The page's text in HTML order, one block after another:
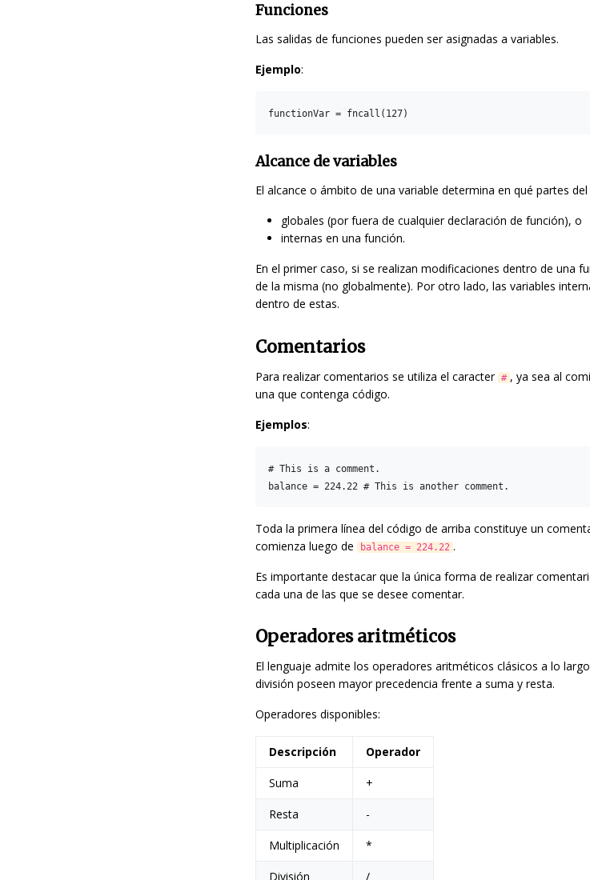
Funciones
Las salidas de funciones pueden ser asignadas a variables.
Ejemplo:
Alcance de variables
El alcance o ámbito de una variable determina en qué partes
globales (por fuera de cualquier declaración de función), o
internas en una función.
En el primer caso, si se realizan modificaciones dentro de una
de la misma (no globalmente). Por otro lado, las variables
dentro de estas.
Comentarios
Para realizar comentarios se utiliza el caracter # , ya sea al
una que contenga código.
Ejemplos:
# This is a comment.
Toda la primera línea del código de arriba constituye un
comienza luego de
balance = 224.22 .
Es importante destacar que la única forma de realizar
cada una de las que se desee comentar.
Operadores aritméticos
El lenguaje admite los operadores aritméticos clásicos a lo
división poseen mayor precedencia frente a suma y resta.
Operadores disponibles:
Descripción Operador
Suma +
Resta -
Multiplicación *
División /